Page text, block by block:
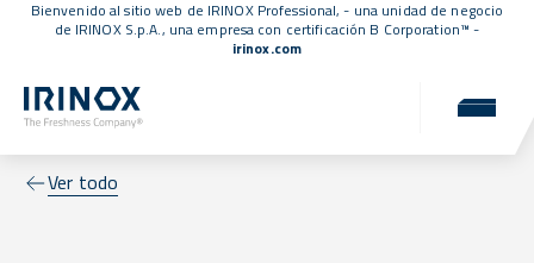
Bienvenido al sitio web de IRINOX Professional, - una unidad de negocio
de IRINOX S.p.A., una empresa con certificación B Corporation™ -
irinox.com
Ver todo